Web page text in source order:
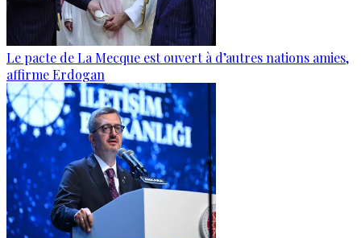
Le pacte de La Mecque est ouvert à d’autres nations amies,
affirme Erdogan